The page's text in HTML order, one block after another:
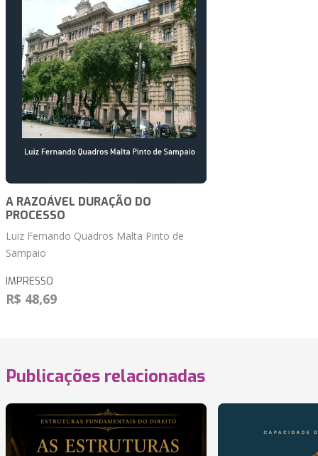
A RAZOÁVEL DURAÇÃO DO
PROCESSO
Luiz Fernando Quadros Malta Pinto de
Sampaio
IMPRESSO
R$ 48,69
Publicações relacionadas